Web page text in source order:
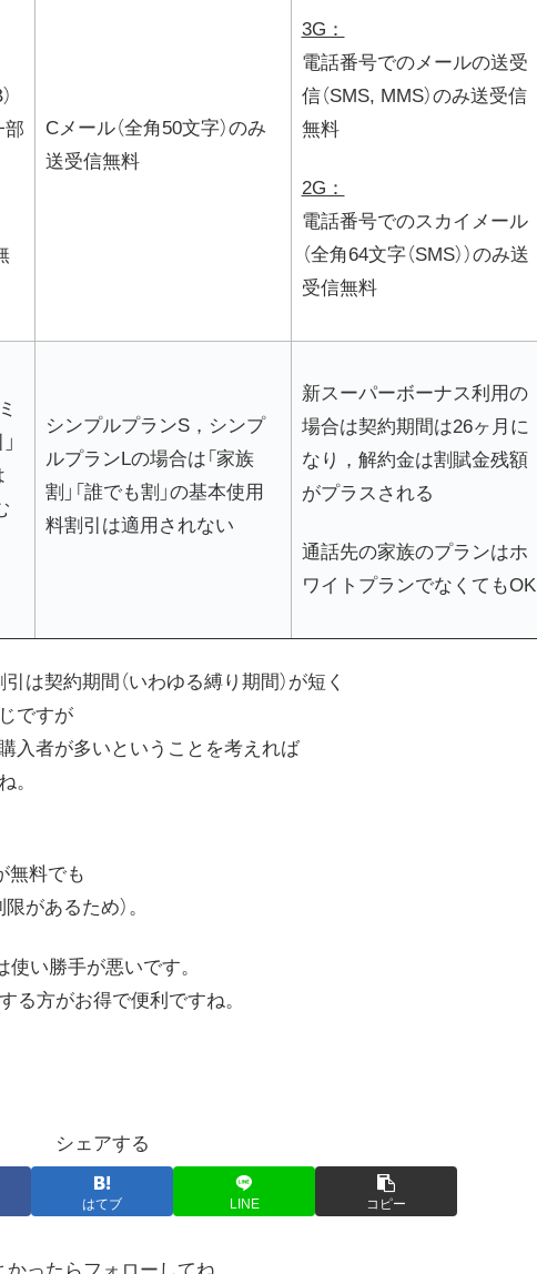
部
Cメール（全角50文字）のみ
送受信無料
3G：
電話番号でのメールの送受
信（SMS, MMS）のみ送受信
無料
2G：
電話番号でのスカイメール
（全角64文字（SMS））のみ送
受信無料
シンプルプランS，シンプ
ルプランLの場合は「家族
割」「誰でも割」の基本使用
料割引は適用されない
新スーパーボーナス利用の
場合は契約期間は26ヶ月に
なり，解約金は割賦金残額
がプラスされる
通話先の家族のプランはホ
ワイトプランでなくてもOK
は契約期間（いわゆる縛り期間）が短く
ですが
入者が多いということを考えれば
。
無料でも
があるため）。
い勝手が悪いです。
る方がお得で便利ですね。
シェアする
はてブ LINE コピー